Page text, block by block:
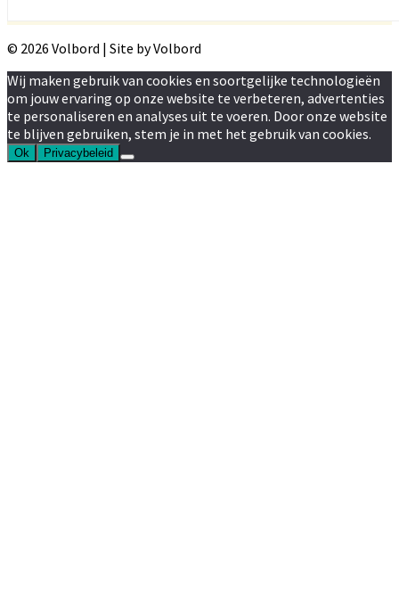
© 2026 Volbord | Site by Volbord
Wij maken gebruik van cookies en soortgelijke technologieën
om jouw ervaring op onze website te verbeteren, advertenties
te personaliseren en analyses uit te voeren. Door onze website
te blijven gebruiken, stem je in met het gebruik van cookies.
Ok Privacybeleid